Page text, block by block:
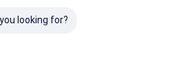
looking for?